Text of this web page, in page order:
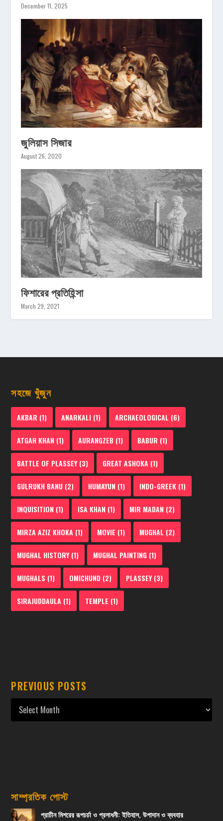
December 11, 2025
জুলিয়াস সিজার
August 26, 2020
ফিশারের প্রতিহিন্সা
March 29, 2021
সহজে খুঁজুন
AKBAR (1) ANARKALI (1) ARCHAEOLOGICAL (6)
ATGAH KHAN (1) AURANGZEB (1) BABUR (1)
BATTLE OF PLASSEY(3) GREAT ASHOKA (1)
GULRUKH BANU (2) HUMAYUN (1) INDO-GREEK (1)
INQUISITION (1) ISA KHAN (1) MIR MADAN (2)
MIRZA AZIZ KHOKA (1) MOVIE (1) MUGHAL (2)
MUGHAL HISTORY(1) MUGHAL PAINTING (1)
MUGHALS (1) OMICHUND (2) PLASSEY(3)
SIRAJUDDAULA (1) TEMPLE (1)
PREVIOUS POSTS
সাম্প্রতিক পোস্ট
প্রাচীন মিশরের রূপচর্চা ও প্রসাধনী: ইতিহাস, উপাদান ও ব্যবহার